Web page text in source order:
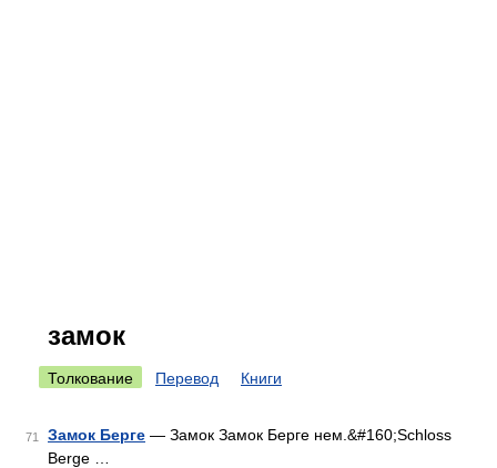
замок
Толкование Перевод Книги
71 Замок Берге — Замок Замок Берге нем.&#160;Schloss
Berge …